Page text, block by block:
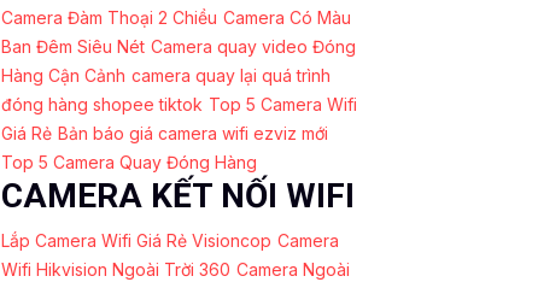
Camera Đàm Thoại 2 Chiều Camera Có Màu
Ban Đêm Siêu Nét Camera quay video Đóng
Hàng Cận Cảnh camera quay lại quá trình
đóng hàng shopee tiktok Top 5 Camera Wifi
Giá Rẻ Bản báo giá camera wifi ezviz mới
Top 5 Camera Quay Đóng Hàng
CAMERA KẾT NỐI WIFI
Lắp Camera Wifi Giá Rẻ Visioncop Camera
Wifi Hikvision Ngoài Trời 360 Camera Ngoài